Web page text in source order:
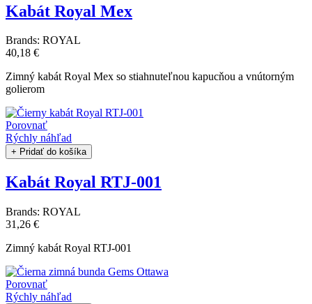
Kabát Royal Mex
Brands: ROYAL
40,18 €
Zimný kabát Royal Mex so stiahnuteľnou kapucňou a vnútorným
golierom
Porovnať
Rýchly náhľad
+ Pridať do košíka
Kabát Royal RTJ-001
Brands: ROYAL
31,26 €
Zimný kabát Royal RTJ-001
Porovnať
Rýchly náhľad